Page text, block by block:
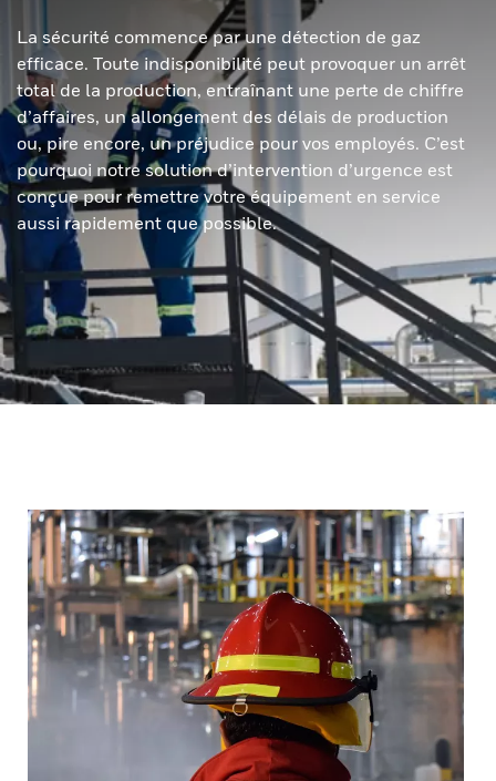
La sécurité commence par une détection de gaz
efficace. Toute indisponibilité peut provoquer un arrêt
total de la production, entraînant une perte de chiffre
d’affaires, un allongement des délais de production
ou, pire encore, un préjudice pour vos employés. C’est
pourquoi notre solution d’intervention d’urgence est
conçue pour remettre votre équipement en service
aussi rapidement que possible.